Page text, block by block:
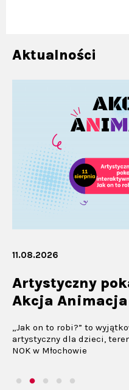
Aktualności
11.08.2026
Artystyczny
Akcja Animacja
„Jak on to robi?” to
artystyczny dla dzieci,
NOK w Młochowie